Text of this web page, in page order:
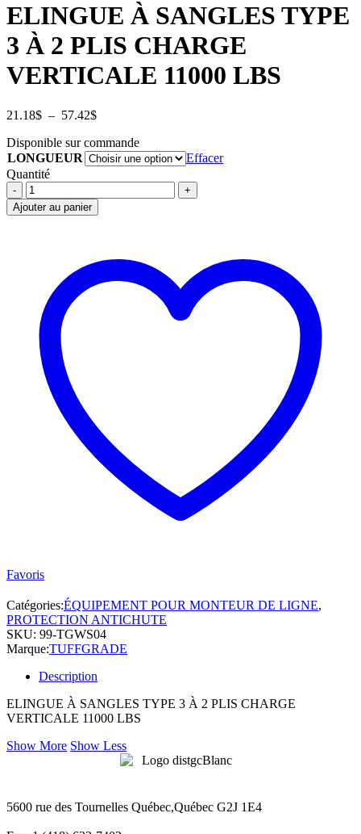
ELINGUE À SANGLES TYPE
3 À 2 PLIS CHARGE
VERTICALE 11000 LBS
21.18$ – 57.42$Plage
prix :
21.18$
57.42$
Disponible sur commande
LONGUEUR
Effacer
Quantité
ELINGUE
À
SANGLES
CHARGE
VERTICALE
11000
LBS
quantité
Ajouter au panier
Favoris
Catégories:ÉQUIPEMENT POUR MONTEUR DE LIGNE,
PROTECTION ANTICHUTE
SKU: 99-TGWS04
Marque:TUFFGRADE
Description
ELINGUE À SANGLES TYPE 3 À 2 PLIS CHARGE
VERTICALE 11000 LBS
Show More Show Less
5600 rue des Tournelles Québec,Québec G2J 1E4